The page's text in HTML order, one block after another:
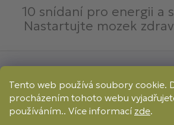
Tento web používá soubory cookie.
procházením tohoto webu
používáním.. Více informací zde.
10 snídaní pro energii a
Nastartujte mozek
Online Převod
Způsoby